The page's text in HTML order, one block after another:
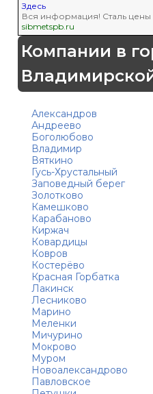
Здесь
Вся информация! Сталь цены
sibmetspb.ru
Компании в
Александров
Андреево
Боголюбово
Владимир
Вяткино
Гусь-Хрустальный
Заповедный берег
Золотково
Камешково
Карабаново
Киржач
Ковардицы
Ковров
Костерёво
Красная Горбатка
Лакинск
Лесниково
Марино
Меленки
Мичурино
Мокрово
Муром
Новоалександрово
Павловское